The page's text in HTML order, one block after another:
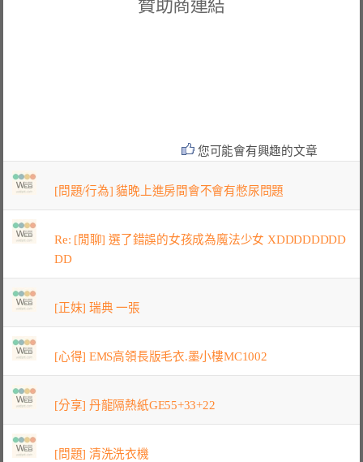
贊助商連結
您可能會有興趣的文章
[問題/行為] 貓晚上進房間會不會有憋尿問題
Re: [閒聊] 選了錯誤的女孩成為魔法少女 XDDDDDDDD
DD
[正妹] 瑞典 一張
[心得] EMS高領長版毛衣.墨小樓MC1002
[分享] 丹龍隔熱紙GE55+33+22
[問題] 清洗洗衣機